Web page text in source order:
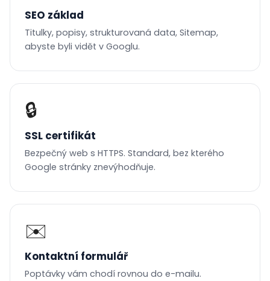
SEO základ
Titulky, popisy, strukturovaná data, Sitemap,
abyste byli vidět v Googlu.
🔒
SSL certifikát
Bezpečný web s HTTPS. Standard, bez kterého
Google stránky znevýhodňuje.
✉️
Kontaktní formulář
Poptávky vám chodí rovnou do e-mailu.